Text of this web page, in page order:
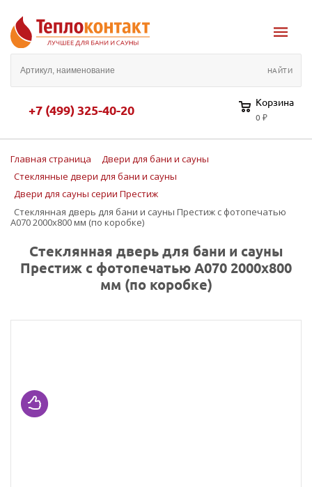
+7 (499) 325-40-20 Корзина
0 ₽
Главная страница
Двери для бани и сауны
Стеклянные двери для бани и сауны
Двери для сауны серии Престиж
Стеклянная дверь для бани и сауны Престиж с фотопечатью
А070 2000x800 мм (по коробке)
Стеклянная дверь для бани и сауны
Престиж с фотопечатью А070 2000x800
мм (по коробке)